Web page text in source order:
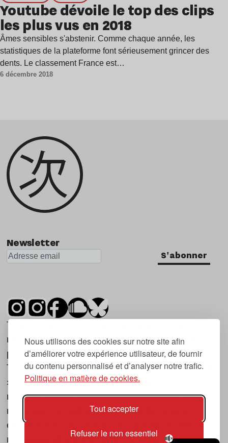
Nous utilisons des cookies sur notre site afin
d’améliorer votre expérience utilisateur, de fournir
du contenu personnalisé et d’analyser notre trafic.
Politique en matière de cookies.
Tout accepter
Refuser le non essentiel
Youtube dévoile le top des clips
les plus vus en 2018
Âmes sensibles s'abstenir. Comme chaque année, les
statistiques de la plateforme font sérieusement grincer des
dents. Le classement France est…
6 décembre 2018
Newsletter
S'abonner
Tsugi est un mensuel indépendant sur la
musique et les nouvelles tendances, dont la
première parution date de 2007.
Tsugi en japonais signifie « prochain », « suivant
», ce qui correspond à la thématique du
magazine, à l’affût des nouvelles tendances
musicales, qu’elles viennent de la musique
électronique, du rock ou du hip hop, et des
nouveaux phénomènes de société liés à la